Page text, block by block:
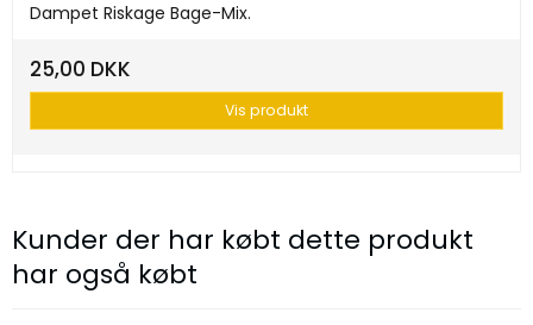
Dampet Riskage Bage-Mix.
25,00 DKK
Vis produkt
Kunder der har købt dette produkt
har også købt